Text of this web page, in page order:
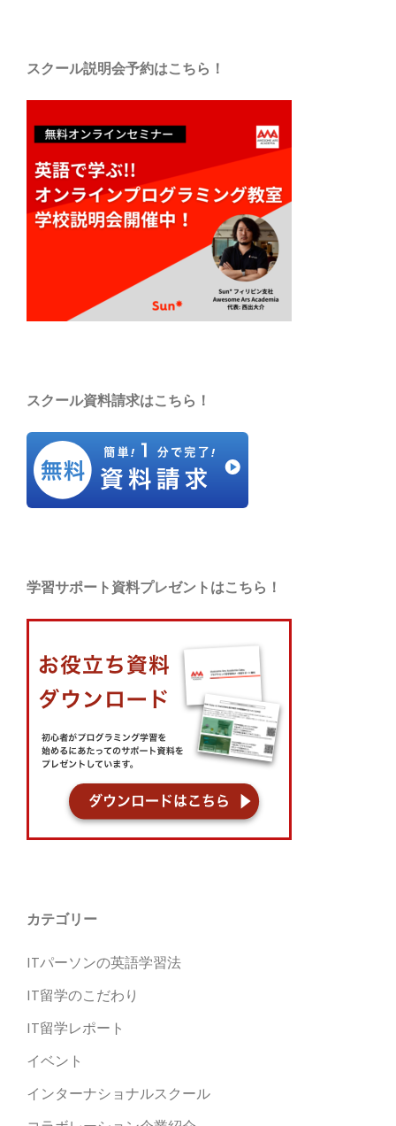
スクール説明会予約はこちら！
スクール資料請求はこちら！
学習サポート資料プレゼントはこちら！
カテゴリー
ITパーソンの英語学習法
IT留学のこだわり
IT留学レポート
イベント
インターナショナルスクール